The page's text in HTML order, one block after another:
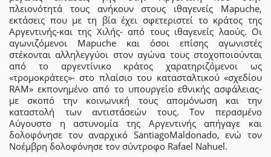
πλειονότητά τους ανήκουν στους ιθαγενείς Mapuche,
εκτάσεις που με τη βία έχει σφετεριστεί το κράτος της
Αργεντινής-και της Χιλής- από τους ιθαγενείς λαούς. Οι
αγωνιζόμενοι Mapuche και όσοι επίσης αγωνιστές
στέκονται αλληλεγγύοι στον αγώνα τους στοχοποιούνται
από το αργεντίνικο κράτος χαρατηριζόμενοι ως
«τρομοκράτες»- στο πλαίσιο του κατασταλτικού «σχεδίου
RAM» εκπονημένο από το υπουργείο εθνικής ασφάλειας-
με σκοπό την κοινωνική τους απομόνωση και την
καταστολή των αντιστάσεών τους. Τον περασμένο
Αύγουστο η αστυνομία της Αργεντινής απήγαγε και
δολοφόνησε τον αναρχικό SantiagoMaldonado, ενώ τον
Νοέμβρη δολοφόνησε τον σύντροφο Rafael Nahuel.